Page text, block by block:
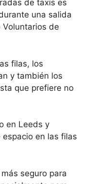
de taxis es
una salida
Voluntarios de
filas, los
y también los
que prefiere no
en Leeds y
en las filas
seguro para